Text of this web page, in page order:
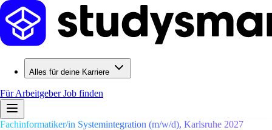
Alles für deine Karriere
Für ArbeitgeberJob finden
Fachinformatiker/in Systemintegration (m/w/d), Karlsruhe 2027